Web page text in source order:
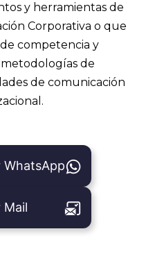
y herramientas de
Corporativa o que
competencia y
de
de comunicación